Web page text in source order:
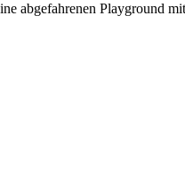
Playground